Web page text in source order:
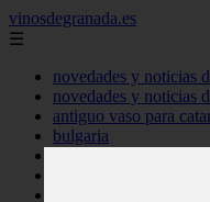
vinosdegranada.es
☰
novedades y noticias
novedades y noticias
antiguo vaso para
bulgaria